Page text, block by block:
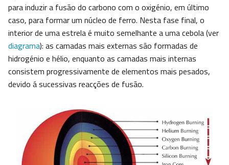
para induzir a fusão do carbono com o oxigénio, em último
caso, para formar um núcleo de ferro. Nesta fase final, o
interior de uma estrela é muito semelhante a uma cebola (ver
diagrama): as camadas mais externas são formadas de
hidrogénio e hélio, enquanto as camadas mais internas
consistem progressivamente de elementos mais pesados,
devido á sucessivas reacções de fusão.